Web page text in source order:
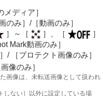
メディア］
のみ］ /［動画のみ］
］ ～ ［ ］ ［
］
Mark動画のみ］
/
［プロテクト画像のみ］
像のみ］
画像は、未転送画像として扱われ
しない］ 以外に設定している場